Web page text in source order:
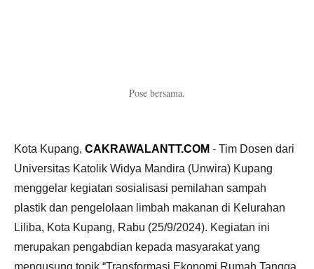
Pose bersama.
Kota Kupang, CAKRAWALANTT.COM - Tim Dosen dari
Universitas Katolik Widya Mandira (Unwira) Kupang
menggelar kegiatan sosialisasi pemilahan sampah
plastik dan pengelolaan limbah makanan di Kelurahan
Liliba, Kota Kupang, Rabu (25/9/2024). Kegiatan ini
merupakan pengabdian kepada masyarakat yang